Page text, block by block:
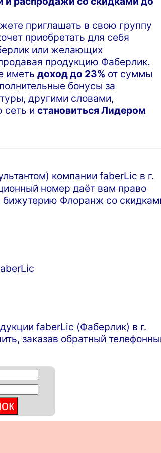
приглашать в свою группу
приобретать для себя
или желающих
продукцию Фаберлик.
иметь доход до 23% от суммы
бонусы за
другими словами,
сеть и становиться Лидером
компании faberLic в г.
номер даёт вам право
бижутерию Флоранж со
faberLic (Фаберлик) в г.
заказав обратный